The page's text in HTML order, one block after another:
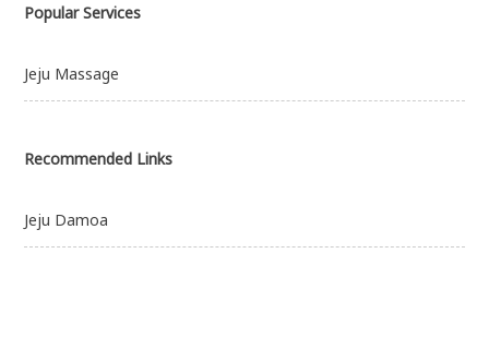
Popular Services
Jeju Massage
Recommended Links
Jeju Damoa